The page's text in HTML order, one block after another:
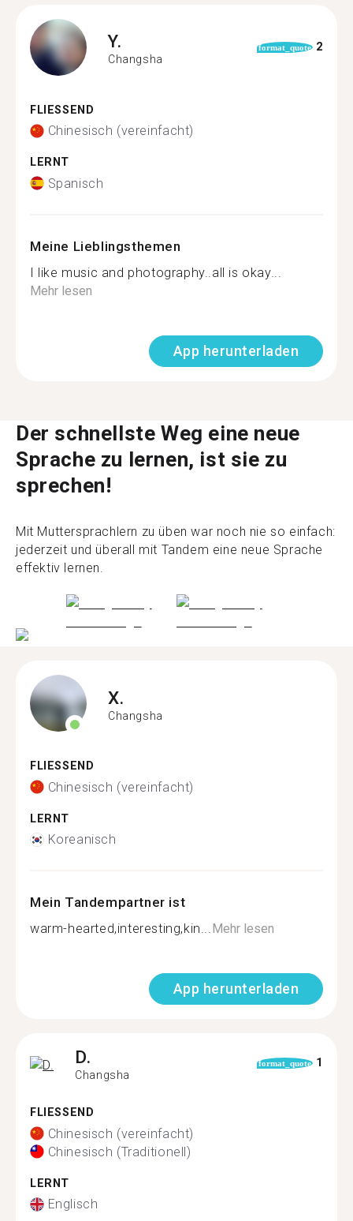
Y.
Changsha
format_quote 2
FLIESSEND
Chinesisch (vereinfacht)
LERNT
Spanisch
Meine Lieblingsthemen
I like music and photography..all is okay...
Mehr lesen
App herunterladen
Der schnellste Weg eine neue
Sprache zu lernen, ist sie zu
sprechen!
Mit Muttersprachlern zu üben war noch nie so einfach:
jederzeit und überall mit Tandem eine neue Sprache
effektiv lernen.
X.
Changsha
FLIESSEND
Chinesisch (vereinfacht)
LERNT
Koreanisch
Mein Tandempartner ist
warm-hearted,interesting,kin...Mehr lesen
App herunterladen
D.
Changsha
format_quote 1
FLIESSEND
Chinesisch (vereinfacht)
Chinesisch (Traditionell)
LERNT
Englisch